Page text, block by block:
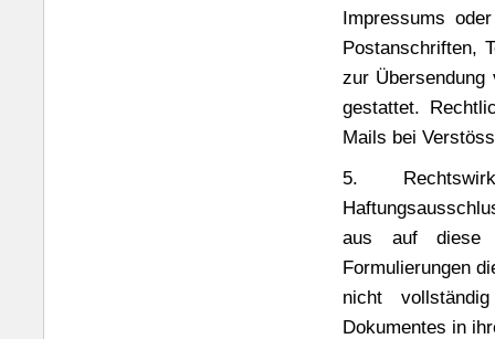
Impressums
Postanschriften,
zur
gestattet.
Mails bei
5.
aus auf diese
Formulierungen
nicht
Dokumentes in